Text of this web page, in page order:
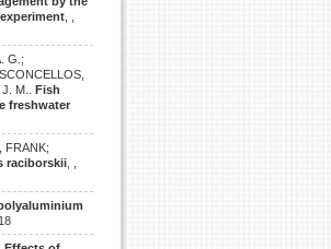
G.;
J. M..Fish
freshwater
FRANK;
raciborskii